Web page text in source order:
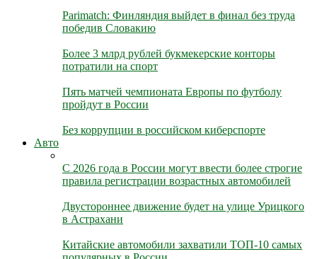
Parimatch: Финляндия выйдет в финал без труда
победив Словакию
Более 3 млрд рублей букмекерские конторы
потратили на спорт
Пять матчей чемпионата Европы по футболу
пройдут в России
Без коррупции в российском киберспорте
Авто
С 2026 года в России могут ввести более строгие
правила регистрации возрастных автомобилей
Двустороннее движение будет на улице Урицкого
в Астрахани
Китайские автомобили захватили ТОП-10 самых